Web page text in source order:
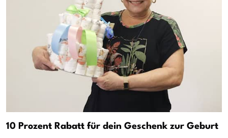
10 Prozent Rabatt für dein Geschenk zur Geburt